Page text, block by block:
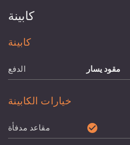
كابينة
كابينة
الدفع مقود يسار
خيارات الكابينة
مقاعد مدفأة check_circle